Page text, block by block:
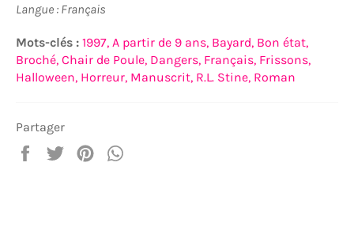
Langue : Français
Mots-clés : 1997, A partir de 9 ans, Bayard, Bon état,
Broché, Chair de Poule, Dangers, Français, Frissons,
Halloween, Horreur, Manuscrit, R.L. Stine, Roman
Partager
PartagerTweeterÉpingler